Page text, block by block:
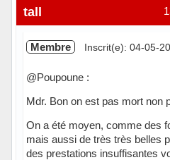
Hors ligne
tall
Membre Inscrit(e): 04-05-
@Poupoune :
Mdr. Bon on est pas mort non
On a été moyen, comme des
mais aussi de très très belles
des prestations insuffisantes